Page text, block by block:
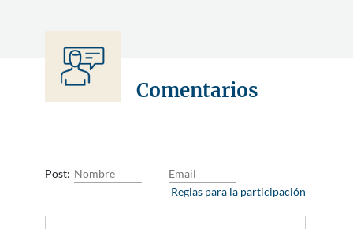
Comentarios
Post:
Reglas para la participación